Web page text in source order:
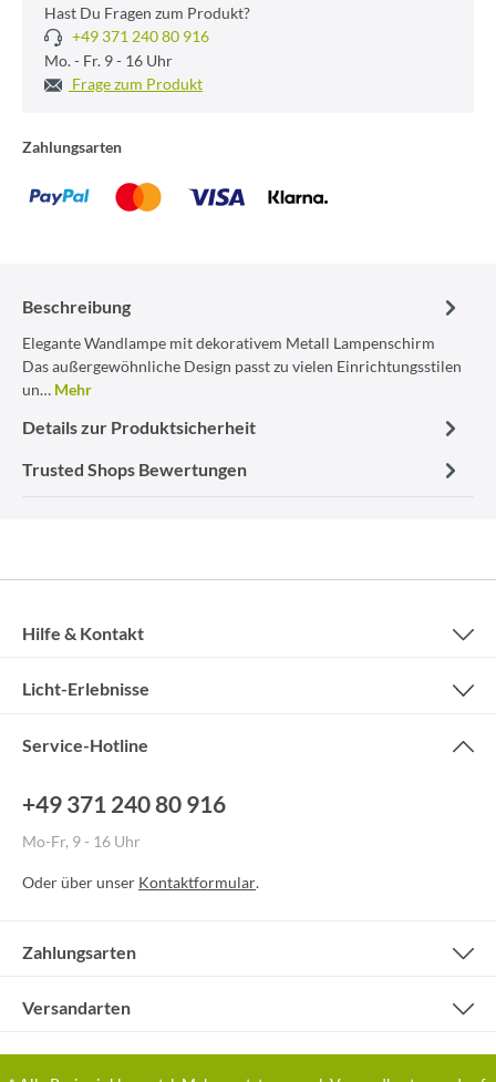
Hast Du Fragen zum Produkt?
+49 371 240 80 916
Mo. - Fr. 9 - 16 Uhr
Frage zum Produkt
Zahlungsarten
Beschreibung
Elegante Wandlampe mit dekorativem Metall Lampenschirm
Das außergewöhnliche Design passt zu vielen Einrichtungsstilen
un… Mehr
Details zur Produktsicherheit
Trusted Shops Bewertungen
Service-Hotline
+49 371 240 80 916
Mo-Fr, 9 - 16 Uhr
Oder über unser Kontaktformular.
Hilfe & Kontakt
Licht-Erlebnisse
Zahlungsarten
Versandarten